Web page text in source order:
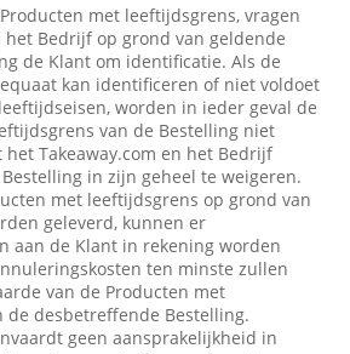
met leeftijdsgrens, vragen
het Bedrijf op grond van geldende
de Klant om identificatie. Als de
kan identificeren of niet voldoet
worden in ieder geval de
van de Bestelling niet
het Takeaway.com en het Bedrijf
in zijn geheel te weigeren.
met leeftijdsgrens op grond van
geleverd, kunnen er
aan de Klant in rekening worden
ten minste zullen
van de Producten met
de desbetreffende Bestelling.
geen aansprakelijkheid in